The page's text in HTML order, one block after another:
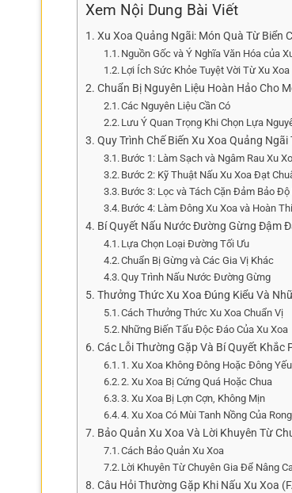
Xem Nội Dung Bài Viết
Xu Xoa Quảng Ngãi: Món Quà Từ Biển
Nguồn Gốc và Ý Nghĩa Văn Hóa của
Lợi Ích Sức Khỏe Tuyệt Vời Từ Xu Xoa
Chuẩn Bị Nguyên Liệu Hoàn Hảo Cho
Các Nguyên Liệu Cần Có
Lưu Ý Quan Trọng Khi Chọn Lựa
Quy Trình Chế Biến Xu Xoa Quảng
Bước 1: Làm Sạch và Ngâm Rau Xu
Bước 2: Kỹ Thuật Nấu Xu Xoa Đạt
Bước 3: Lọc và Tách Cặn Đảm Bảo
Bước 4: Làm Đông Xu Xoa và Hoàn
Bí Quyết Nấu Nước Đường Gừng Đậm
Lựa Chọn Loại Đường Tối Ưu
Chuẩn Bị Gừng và Các Gia Vị Khác
Quy Trình Nấu Nước Đường Gừng
Thưởng Thức Xu Xoa Đúng Kiểu Và
Cách Thưởng Thức Xu Xoa Chuẩn Vị
Những Biến Tấu Độc Đáo Của Xu Xoa
Các Lỗi Thường Gặp Và Bí Quyết Khắc
1. Xu Xoa Không Đông Hoặc Đông Yếu
2. Xu Xoa Bị Cứng Quá Hoặc Chua
3. Xu Xoa Bị Lợn Cợn, Không Mịn
4. Xu Xoa Có Mùi Tanh Nồng Của
Bảo Quản Xu Xoa Và Lời Khuyên Từ
Cách Bảo Quản Xu Xoa
Lời Khuyên Từ Chuyên Gia Để Nâng
Câu Hỏi Thường Gặp Khi Nấu Xu Xoa